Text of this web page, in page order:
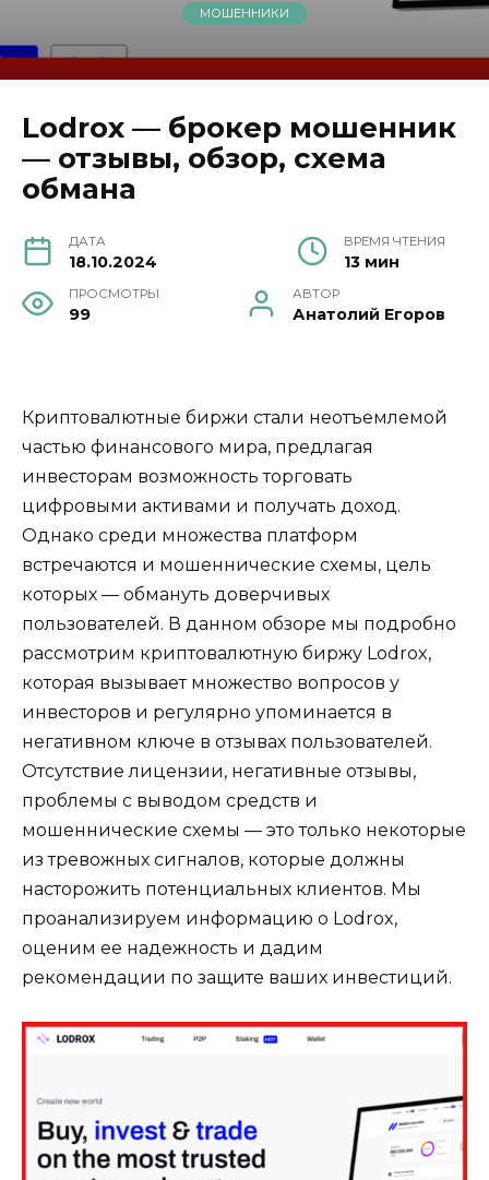
МОШЕННИКИ
Lodrox — брокер мошенник
— отзывы, обзор, схема
обмана
ДАТА
18.10.2024
ВРЕМЯ ЧТЕНИЯ
13 мин
ПРОСМОТРЫ
99
АВТОР
Анатолий Егоров
Криптовалютные биржи стали неотъемлемой
частью финансового мира, предлагая
инвесторам возможность торговать
цифровыми активами и получать доход.
Однако среди множества платформ
встречаются и мошеннические схемы, цель
которых — обмануть доверчивых
пользователей. В данном обзоре мы подробно
рассмотрим криптовалютную биржу Lodrox,
которая вызывает множество вопросов у
инвесторов и регулярно упоминается в
негативном ключе в отзывах пользователей.
Отсутствие лицензии, негативные отзывы,
проблемы с выводом средств и
мошеннические схемы — это только некоторые
из тревожных сигналов, которые должны
насторожить потенциальных клиентов. Мы
проанализируем информацию о Lodrox,
оценим ее надежность и дадим
рекомендации по защите ваших инвестиций.